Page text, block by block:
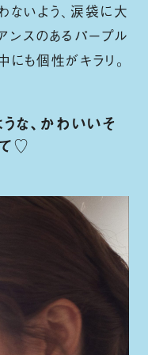
ないよう、涙袋に大
ンスのあるパープル
にも個性がキラリ。
な、かわいいそ
♡